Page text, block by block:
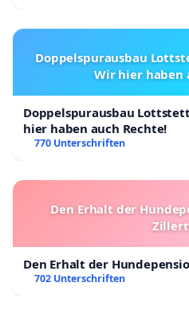
Doppelspurausbau
Wir hier haben
Doppelspurausbau
hier haben auch Rechte!
770 Unterschriften
Den Erhalt der
Den Erhalt der
702 Unterschriften